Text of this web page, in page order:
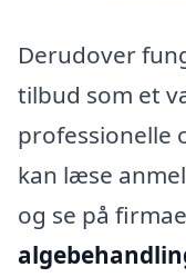
Derudover
tilbud som et
professionelle
kan læse
og se på